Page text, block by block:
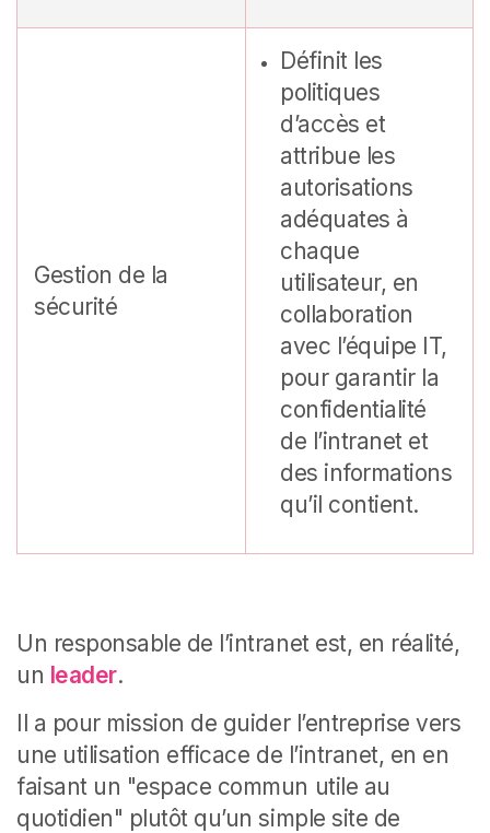
Gestion de la
sécurité
Définit les
politiques
d’accès et
attribue les
autorisations
adéquates à
chaque
utilisateur, en
collaboration
avec l’équipe IT,
pour garantir la
confidentialité
de l’intranet et
des informations
qu’il contient.
Un responsable de l’intranet est, en réalité,
un leader.
Il a pour mission de guider l’entreprise vers
une utilisation efficace de l’intranet, en en
faisant un "espace commun utile au
quotidien" plutôt qu’un simple site de